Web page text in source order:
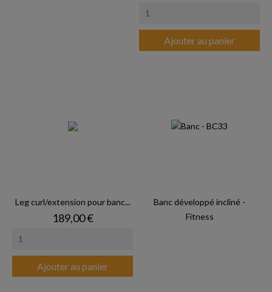
Ajouter au panier
Leg curl/extension pour banc...
Prix
189,00 €
Ajouter au panier
Banc développé incliné -
Fitness